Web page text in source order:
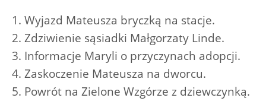
1. Wyjazd Mateusza bryczką na stacje.
2. Zdziwienie sąsiadki Małgorzaty Linde.
3. Informacje Maryli o przyczynach adopcji.
4. Zaskoczenie Mateusza na dworcu.
5. Powrót na Zielone Wzgórze z dziewczynką.